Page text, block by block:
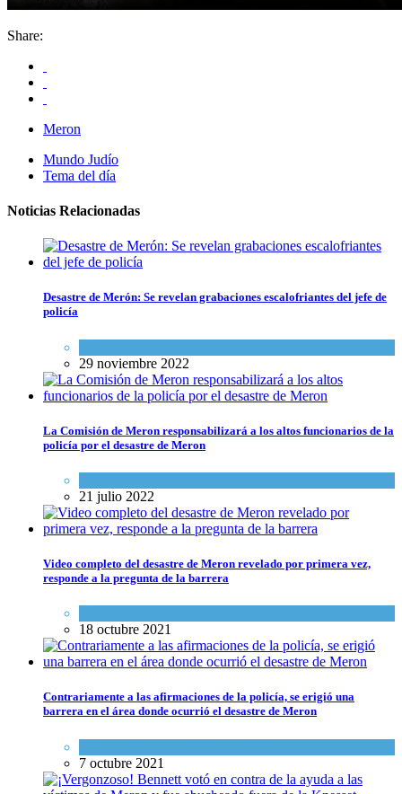
Share:
Meron
Mundo Judío
Tema del día
Noticias Relacionadas
Desastre de Merón: Se revelan grabaciones escalofriantes del jefe de
policía
29 noviembre 2022
La Comisión de Meron responsabilizará a los altos funcionarios de la
policía por el desastre de Meron
21 julio 2022
Video completo del desastre de Meron revelado por primera vez,
responde a la pregunta de la barrera
18 octubre 2021
Contrariamente a las afirmaciones de la policía, se erigió una
barrera en el área donde ocurrió el desastre de Meron
7 octubre 2021